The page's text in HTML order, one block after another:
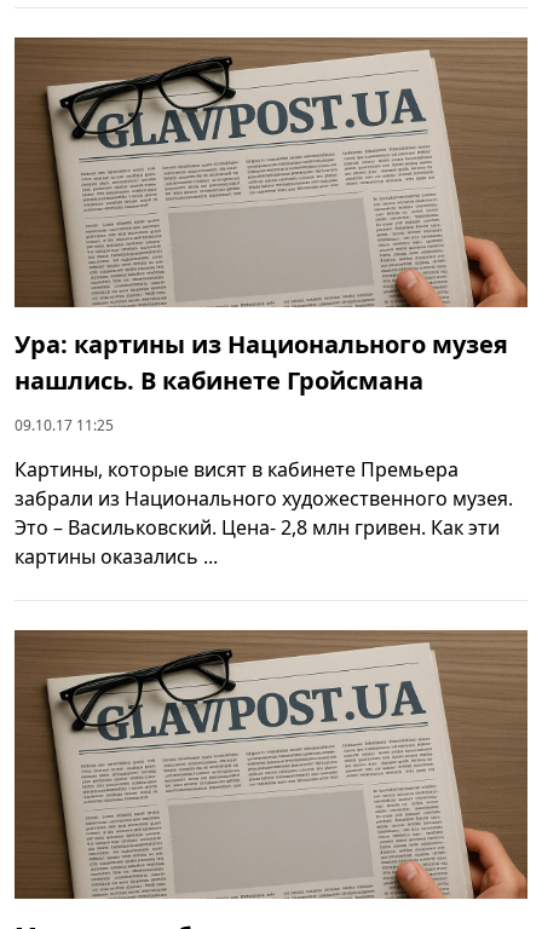
Ура: картины из Национального музея
нашлись. В кабинете Гройсмана
09.10.17 11:25
Картины, которые висят в кабинете Премьера
забрали из Национального художественного музея.
Это – Васильковский. Цена- 2,8 млн гривен. Как эти
картины оказались ...